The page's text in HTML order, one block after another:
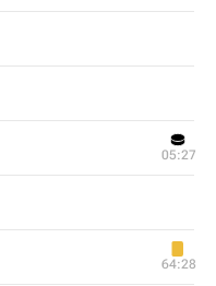
05:27
64:28